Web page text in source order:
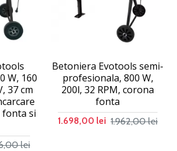
W, 160
37 cm
fonta si
lei
Betoniera Evotools semi-
profesionala, 800 W,
200l, 32 RPM, corona
fonta
1.698,00 lei 1.962,00 lei